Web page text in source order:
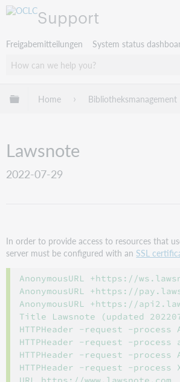
Support
Freigabemitteilungen System status
Globale Hierarchie expandieren/
Home Bibliotheksmanagement
Lawsnote
2022-07-29
In order to provide access to resources that
server must be configured with an SSL
AnonymousURL +https://
AnonymousURL +https://
AnonymousURL +https://
Title Lawsnote (updated
HTTPHeader -request -
HTTPHeader -request -process
HTTPHeader -request -
HTTPHeader -request -process